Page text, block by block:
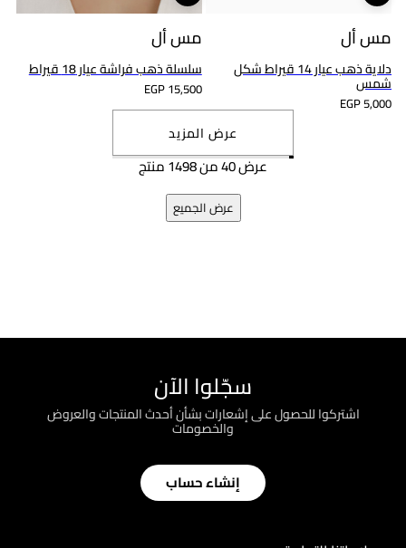
مس أل
دلاية ذهب عيار 14 قيراط شكل
شمس
EGP 5,000
مس أل
سلسلة ذهب فراشة عيار 18 قيراط
EGP 15,500
عرض المزيد
عرض 40 من 1498 منتج
عرض الجميع
سجّلوا الآن
اشتركوا للحصول على إشعارات بشأن أحدث المنتجات والعروض
والخصومات
إنشاء حساب